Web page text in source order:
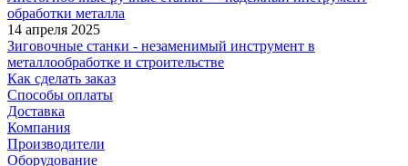
обработки металла
14 апреля 2025
Зиговочные станки - незаменимый инструмент в
металлообработке и строительстве
Как сделать заказ
Способы оплаты
Доставка
Компания
Производители
Оборудование